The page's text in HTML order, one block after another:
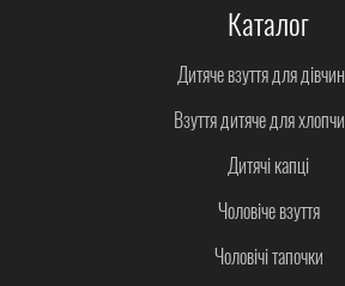
Каталог
Дитяче взуття для
Взуття дитяче для
Дитячі капці
Чоловіче взуття
Чоловічі тапочки